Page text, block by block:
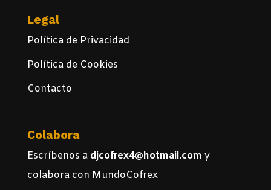
Legal
Política de Privacidad
Política de Cookies
Contacto
Colabora
Escríbenos a djcofrex4@hotmail.com y
colabora con MundoCofrex